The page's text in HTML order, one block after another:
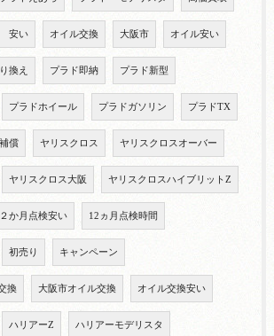
安い オイル交換 大阪市 オイル安い
換え プラド即納 プラド新型
プラドホイール プラドガソリン プラドTX
償 ヤリスクロス ヤリスクロスオーバー
ヤリスクロス大阪 ヤリスクロスハイブリットZ
２か月点検安い 12ヵ月点検時間
初売り キャンペーン
換 大阪市オイル交換 オイル交換安い
ハリアーZ ハリアーモデリスタ